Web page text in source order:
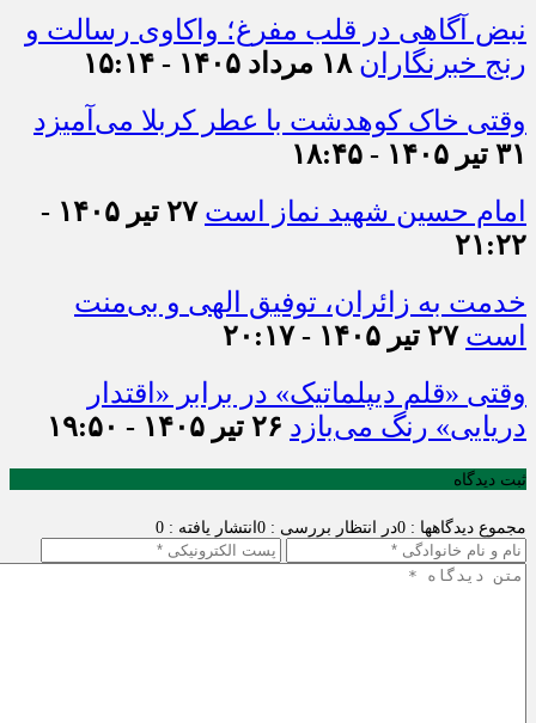
نبض آگاهی در قلب مفرغ؛ واکاوی رسالت و
رنج خبرنگاران ۱۸ مرداد ۱۴۰۵ - ۱۵:۱۴
وقتی خاک کوهدشت با عطر کربلا می‌آمیزد
۳۱ تیر ۱۴۰۵ - ۱۸:۴۵
امام حسین شهید نماز است
۲۷ تیر ۱۴۰۵ -
۲۱:۲۲
خدمت به زائران، توفیق الهی و بی‌منت
است ۲۷ تیر ۱۴۰۵ - ۲۰:۱۷
وقتی «قلم دیپلماتیک» در برابر «اقتدار
دریایی» رنگ می‌بازد ۲۶ تیر ۱۴۰۵ - ۱۹:۵۰
ثبت دیدگاه
مجموع دیدگاهها : 0 در انتظار بررسی : 0 انتشار یافته : 0